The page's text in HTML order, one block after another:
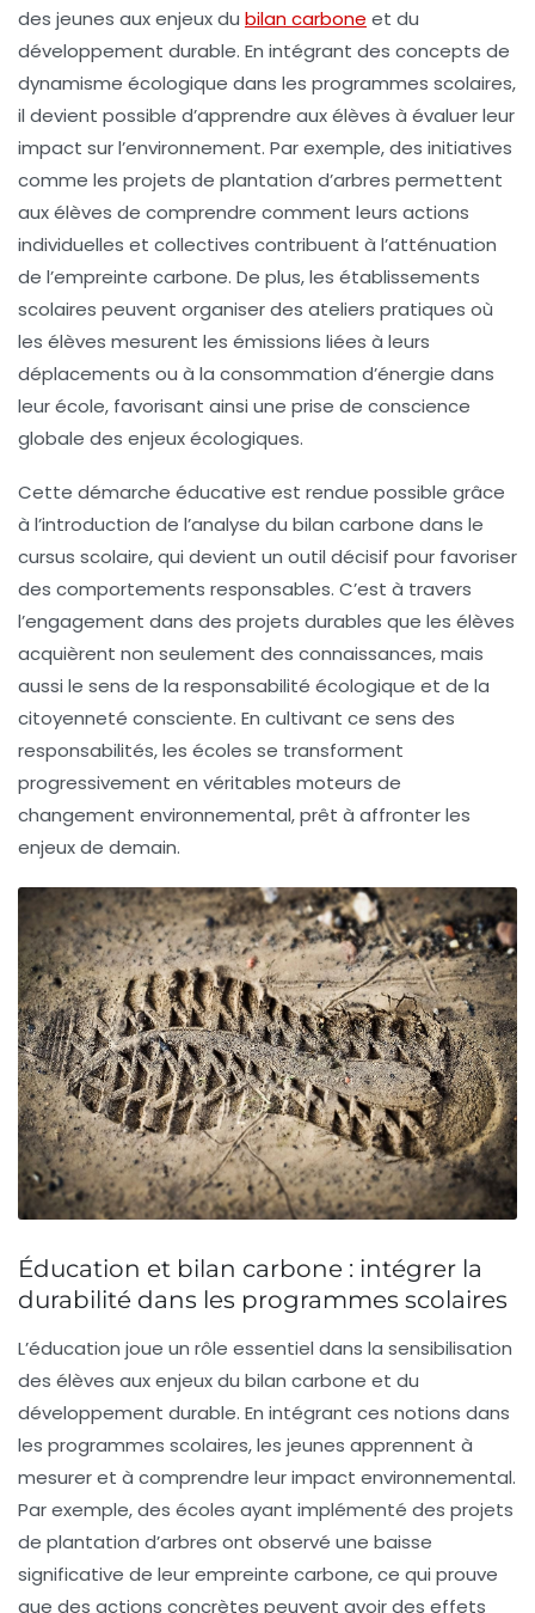
des jeunes aux enjeux du bilan carbone et du
développement durable. En intégrant des concepts de
dynamisme écologique dans les programmes scolaires,
il devient possible d’apprendre aux élèves à évaluer leur
impact sur l’environnement. Par exemple, des initiatives
comme les projets de plantation d’arbres permettent
aux élèves de comprendre comment leurs actions
individuelles et collectives contribuent à l’atténuation
de l’empreinte carbone. De plus, les établissements
scolaires peuvent organiser des ateliers pratiques où
les élèves mesurent les émissions liées à leurs
déplacements ou à la consommation d’énergie dans
leur école, favorisant ainsi une prise de conscience
globale des enjeux écologiques.
Cette démarche éducative est rendue possible grâce
à l’introduction de l’analyse du bilan carbone dans le
cursus scolaire, qui devient un outil décisif pour favoriser
des comportements responsables. C’est à travers
l’engagement dans des projets durables que les élèves
acquièrent non seulement des connaissances, mais
aussi le sens de la responsabilité écologique et de la
citoyenneté consciente. En cultivant ce sens des
responsabilités, les écoles se transforment
progressivement en véritables moteurs de
changement environnemental, prêt à affronter les
enjeux de demain.
Éducation et bilan carbone : intégrer la
durabilité dans les programmes scolaires
L’éducation joue un rôle essentiel dans la sensibilisation
des élèves aux enjeux du bilan carbone et du
développement durable. En intégrant ces notions dans
les programmes scolaires, les jeunes apprennent à
mesurer et à comprendre leurimpact environnemental.
Par exemple, des écoles ayant implémenté des projets
de plantation d’arbres ont observé une baisse
significative de leur empreinte carbone, ce qui prouve
que des actions concrètes peuvent avoir des effets